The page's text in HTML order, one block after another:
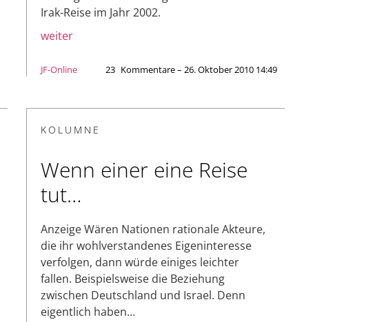
Irak-Reise im Jahr 2002.
weiter
JF-Online 23 Kommentare – 26. Oktober 2010 14:49
KOLUMNE
Wenn einer eine Reise
tut…
Anzeige Wären Nationen rationale Akteure,
die ihr wohlverstandenes Eigeninteresse
verfolgen, dann würde einiges leichter
fallen. Beispielsweise die Beziehung
zwischen Deutschland und Israel. Denn
eigentlich haben…